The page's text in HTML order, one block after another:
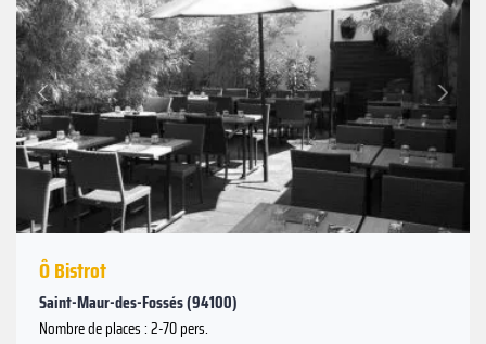
Précédent
Suivant
Ô Bistrot
Saint-Maur-des-Fossés (94100)
Nombre de places : 2-70 pers.